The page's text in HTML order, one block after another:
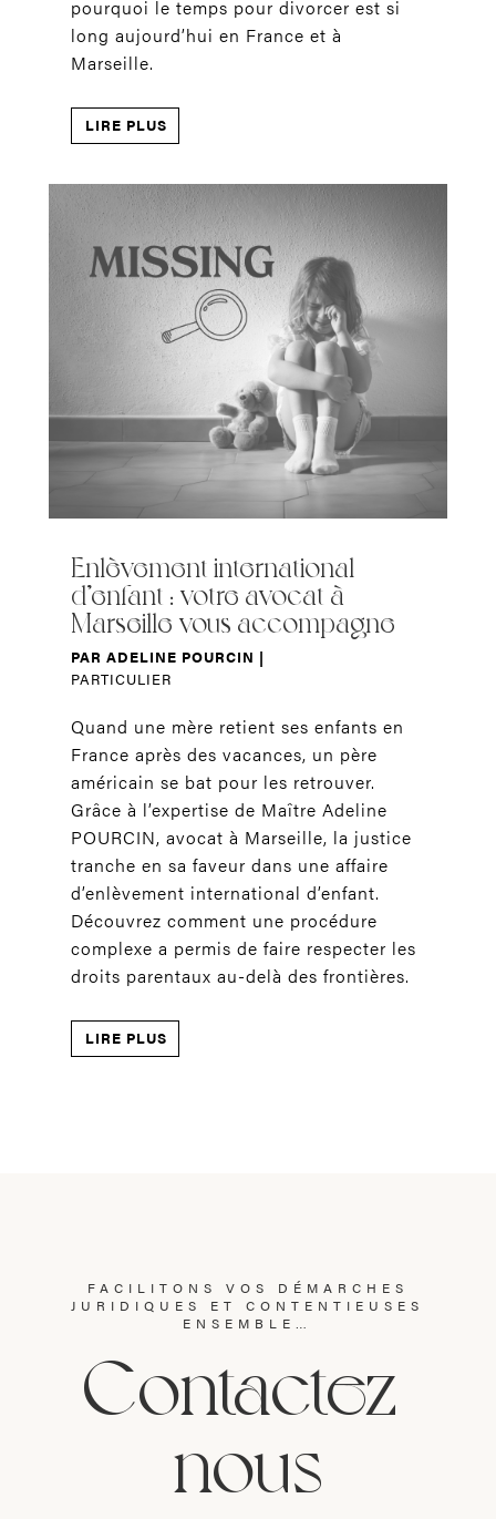
pourquoi le temps pour divorcer est si
long aujourd’hui en France et à
Marseille.
LIRE PLUS
Enlèvement international
d’enfant : votre avocat à
Marseille vous accompagne
PAR ADELINE POURCIN |
PARTICULIER
Quand une mère retient ses enfants en
France après des vacances, un père
américain se bat pour les retrouver.
Grâce à l’expertise de Maître Adeline
POURCIN, avocat à Marseille, la justice
tranche en sa faveur dans une affaire
d’enlèvement international d’enfant.
Découvrez comment une procédure
complexe a permis de faire respecter les
droits parentaux au-delà des frontières.
LIRE PLUS
FACILITONS VOS DÉMARCHES
JURIDIQUES ET CONTENTIEUSES
ENSEMBLE…
Contactez-
nous